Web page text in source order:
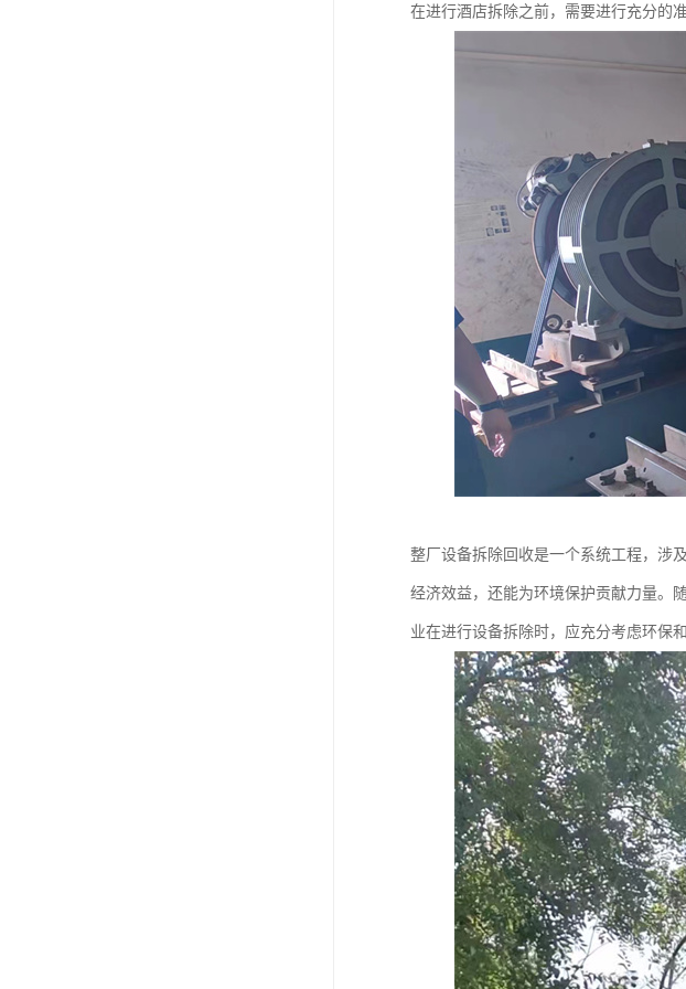
在进行酒店拆除之前，需要进行充分的
整厂设备拆除回收是一个系统工程，涉
经济效益，还能为环境保护贡献力量。
业在进行设备拆除时，应充分考虑环保